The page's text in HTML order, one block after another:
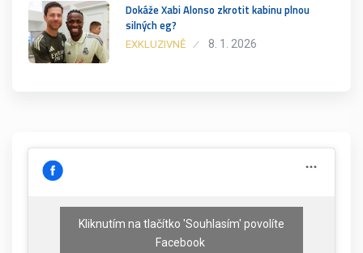
Dokáže Xabi Alonso zkrotit kabinu plnou
silných eg?
EXKLUZIVNĚ 8. 1. 2026
Kliknutím na tlačítko 'Souhlasím' povolíte
Facebook